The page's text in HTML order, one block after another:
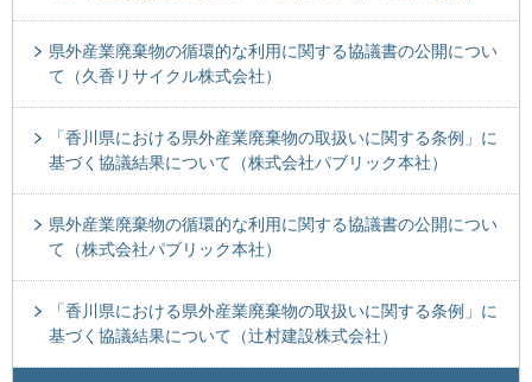
県外産業廃棄物の循環的な利用に関する協議書の公開につい
て（久香リサイクル株式会社）
「香川県における県外産業廃棄物の取扱いに関する条例」に
基づく協議結果について（株式会社パブリック本社）
県外産業廃棄物の循環的な利用に関する協議書の公開につい
て（株式会社パブリック本社）
「香川県における県外産業廃棄物の取扱いに関する条例」に
基づく協議結果について（辻村建設株式会社）